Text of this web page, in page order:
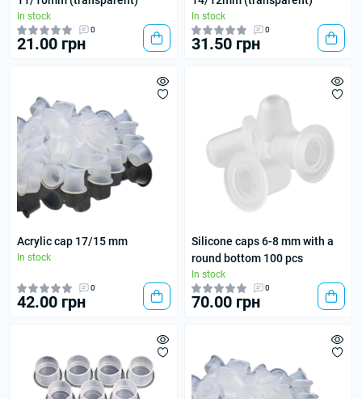
In stock
0
21.00 грн
In stock
0
31.50 грн
Acrylic cap 17/15 mm
In stock
0
42.00 грн
Silicone caps 6-8 mm with a
round bottom 100 pcs
In stock
0
70.00 грн